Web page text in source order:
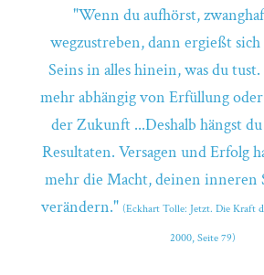
"Wenn du aufhörst,
wegzustreben, dann ergießt
Seins in alles hinein, was du
mehr abhängig von Erfüllung
der Zukunft ...Deshalb hängst
Resultaten. Versagen und Erfolg
mehr die Macht, deinen inneren
verändern." (Eckhart Tolle: Jetzt. Die Kraft
2000, Seite 79)